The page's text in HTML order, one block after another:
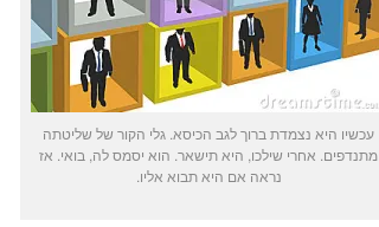
עכשיו היא נצמדת ברוך לגב הכיסא. גלי הקור של שליטתה
מתנדפים. אחרי שילכו, היא תישאר. הוא יסמס לה, בואי. אז
נראה אם היא תבוא אליו.